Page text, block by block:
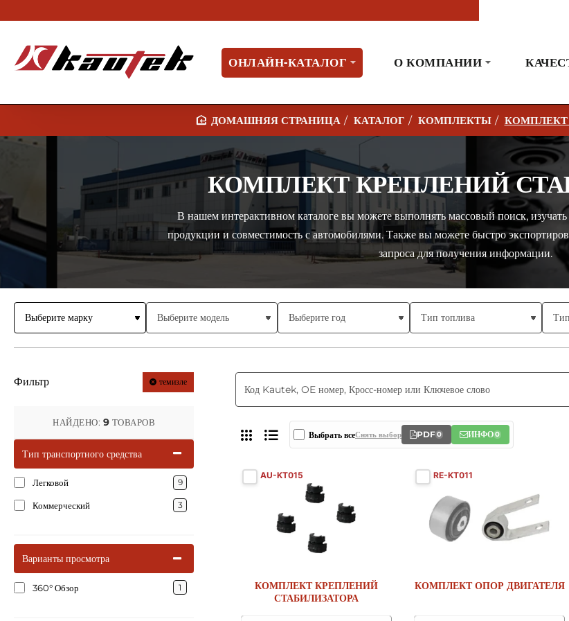
ОНЛАЙН-КАТАЛОГ О КОМПАНИИ
H
O
M
КАТАЛОГ КОМПЛЕКТЫ КОМПЛЕКТ
КОМПЛЕКТ КРЕПЛЕНИЙ
В нашем интерактивном каталоге вы можете выполнять массовый поиск,
продукции и совместимость с автомобилями. Также вы можете быстро
запроса для получения информации.
Фильтр темизле
НАЙДЕНО: 9 ТОВАРОВ
Тип транспортного средства
Легковой 9
Коммерческий 3
Варианты просмотра
360° Обзор 1
Выбрать всеСнять выбор PDF0 ИНФО0
AU-KT015
КОМПЛЕКТ КРЕПЛЕНИЙ
СТАБИЛИЗАТОРА
RE-KT011
КОМПЛЕКТ ОПОР ДВИГАТЕЛЯ